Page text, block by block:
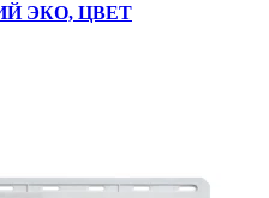
ЭКО, ЦВЕТ